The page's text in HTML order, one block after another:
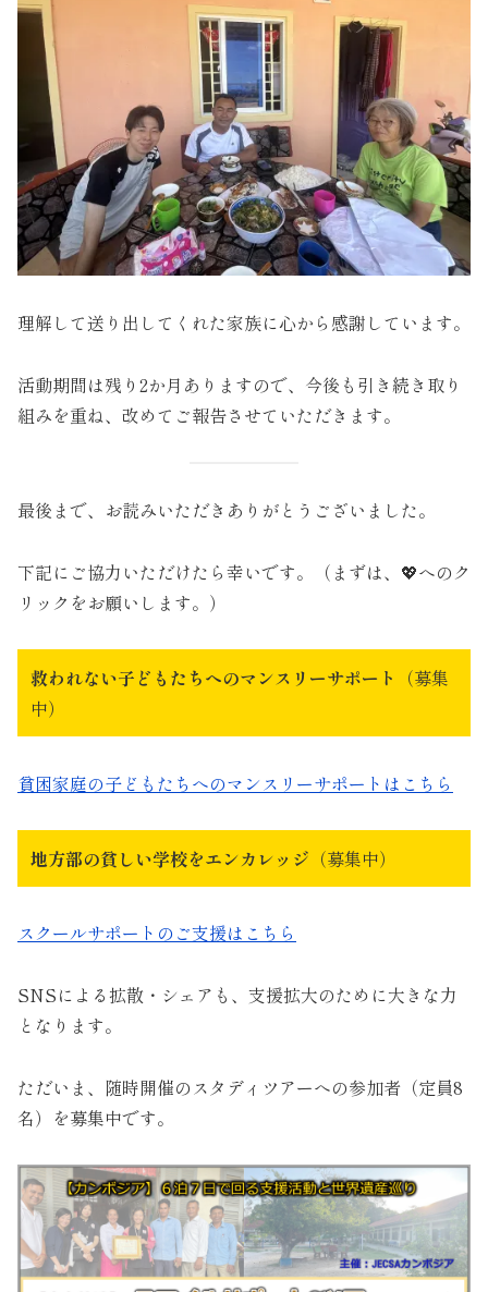
理解して送り出してくれた家族に心から感謝しています。
活動期間は残り2か月ありますので、今後も引き続き取り
組みを重ね、改めてご報告させていただきます。
最後まで、お読みいただきありがとうございました。
下記にご協力いただけたら幸いです。（まずは、💖へのク
リックをお願いします。）
救われない子どもたちへのマンスリーサポート
（募集
中）
貧困家庭の子どもたちへのマンスリーサポートはこちら
地方部の貧しい学校をエンカレッジ （募集中）
スクールサポートのご支援はこちら
SNSによる拡散・シェアも、支援拡大のために大きな力
となります。
ただいま、随時開催のスタディツアーへの参加者（定員8
名）を募集中です。